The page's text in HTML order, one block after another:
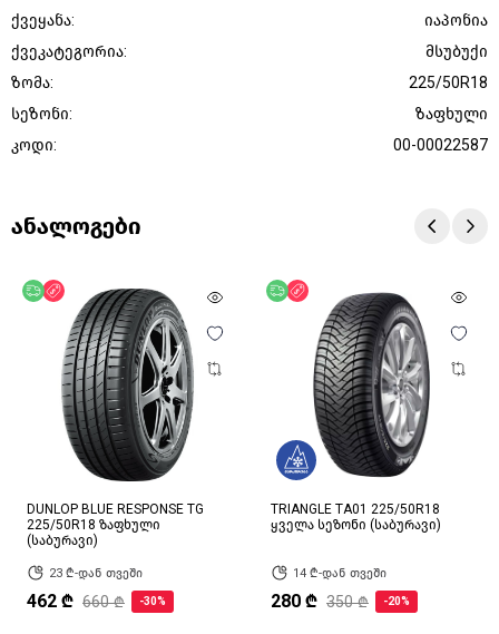
ქვეყანა:
იაპონია
ქვეკატეგორია:
მსუბუქი
ზომა:
225/50R18
სეზონი:
ზაფხული
კოდი:
00-00022587
ანალოგები
უფასო მიწოდება
ფასდაკლება
DUNLOP BLUE RESPONSE TG
225/50R18 ზაფხული
(საბურავი)
23 ₾-დან თვეში
462 ₾ 660 ₾ -30%
უფასო მიწოდება
ფასდაკლება
TRIANGLE TA01 225/50R18
ყველა სეზონი (საბურავი)
14 ₾-დან თვეში
280 ₾ 350 ₾ -20%